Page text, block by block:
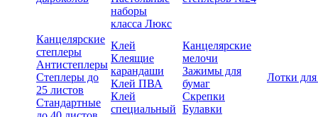
наборы
класса Люкс
Канцелярские
степлеры
Антистеплеры
Степлеры до
25 листов
Стандартные
Клей
Клеящие
карандаши
Клей ПВА
Клей
специальный
Канцелярские
мелочи
Зажимы для
бумаг
Скрепки
Булавки
Лотки